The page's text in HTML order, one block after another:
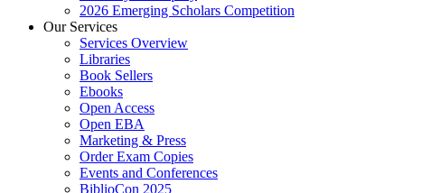
2026 Emerging Scholars Competition
Our Services
Services Overview
Libraries
Book Sellers
Ebooks
Open Access
Open EBA
Marketing & Press
Order Exam Copies
Events and Conferences
BiblioCon 2025